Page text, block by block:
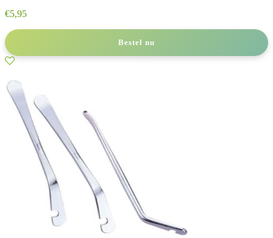
€5,95
Bestel nu